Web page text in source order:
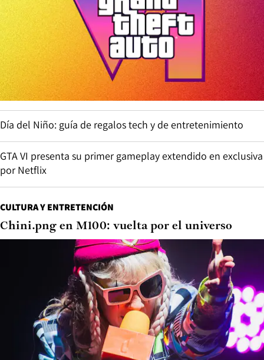
Día del Niño: guía de regalos tech y de entretenimiento
GTA VI presenta su primer gameplay extendido en exclusiva
por Netflix
CULTURA Y ENTRETENCIÓN
Chini.png en M100: vuelta por el universo